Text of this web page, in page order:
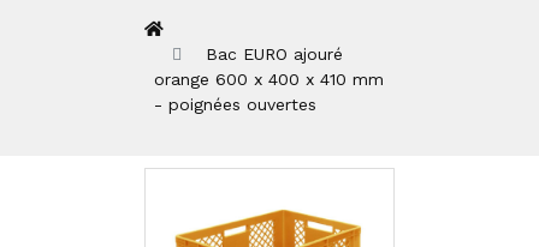
Bac EURO ajouré
orange 600 x 400 x 410 mm
- poignées ouvertes